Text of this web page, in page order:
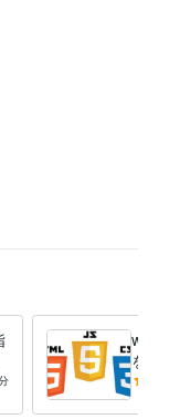
freee:0年
:4年
web
を教